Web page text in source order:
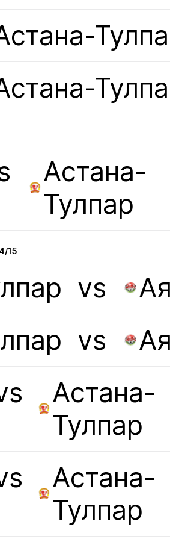
Астана-
Тулпар
15
vs
vs
Астана-
Тулпар
Астана-
Тулпар